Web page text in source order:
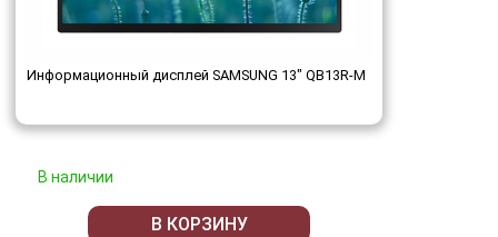
Информационный дисплей SAMSUNG 13" QB13R-M
В наличии
В КОРЗИНУ